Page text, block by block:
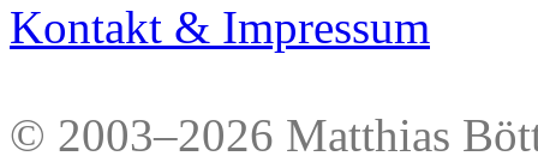
Kontakt & Impressum
© 2003–2026 Matthias